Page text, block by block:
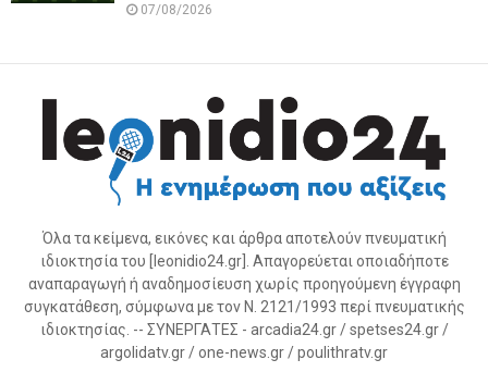
07/08/2026
Όλα τα κείμενα, εικόνες και άρθρα αποτελούν πνευματική
ιδιοκτησία του [leonidio24.gr]. Απαγορεύεται οποιαδήποτε
αναπαραγωγή ή αναδημοσίευση χωρίς προηγούμενη έγγραφη
συγκατάθεση, σύμφωνα με τον Ν. 2121/1993 περί πνευματικής
ιδιοκτησίας. -- ΣΥΝΕΡΓΑΤΕΣ - arcadia24.gr / spetses24.gr /
argolidatv.gr / one-news.gr / poulithratv.gr